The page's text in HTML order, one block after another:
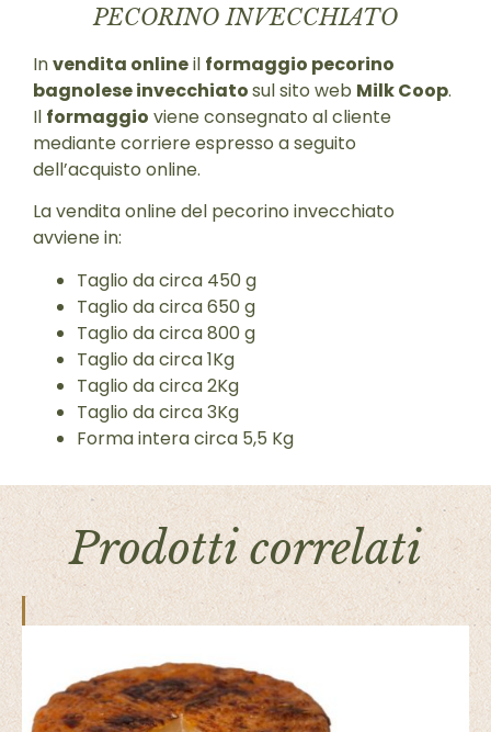
PECORINO INVECCHIATO
Invendita onlineil formaggio pecorino
bagnolese invecchiatosul sito web Milk Coop.
Il formaggio viene consegnato al cliente
mediante corriere espresso a seguito
dell’acquisto online.
La vendita online del pecorino invecchiato
avviene in:
Taglio da circa 450 g
Taglio da circa 650 g
Taglio da circa 800 g
Taglio da circa 1Kg
Taglio da circa 2Kg
Taglio da circa 3Kg
Forma intera circa 5,5 Kg
Prodotti correlati